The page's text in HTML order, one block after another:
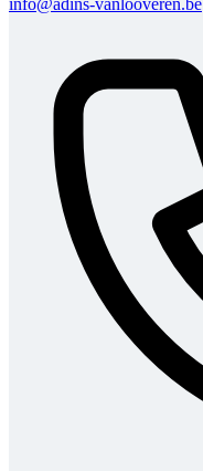
info@adins-vanlooveren.be